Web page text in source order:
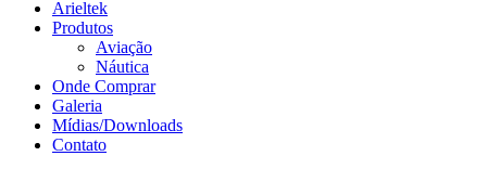
Arieltek
Produtos
Aviação
Náutica
Onde Comprar
Galeria
Mídias/Downloads
Contato